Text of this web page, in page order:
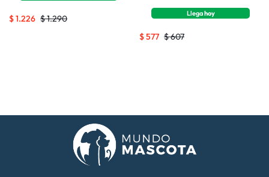
$1.290
$1.226 Llegahoy
$607
$577